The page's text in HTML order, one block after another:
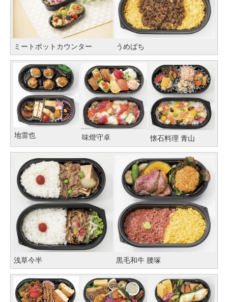
ミートポットカウンター うめばち
地雷也 味燈守卓 懐石料理 青山
浅草今半 黒毛和牛 腰塚